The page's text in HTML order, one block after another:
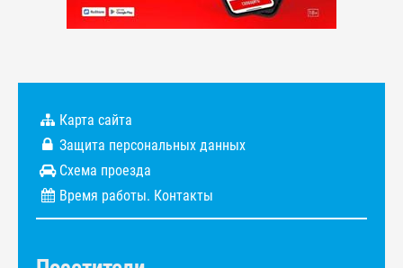
Карта сайта
Защита персональных данных
Схема проезда
Время работы. Контакты